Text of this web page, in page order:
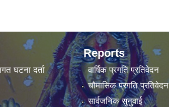
घटना दर्ता
Reports
वार्षिक प्रगति प्रतिवेदन
चौमासिक प्रगति प्रतिवेदन
सार्वजनिक सुनुवाई